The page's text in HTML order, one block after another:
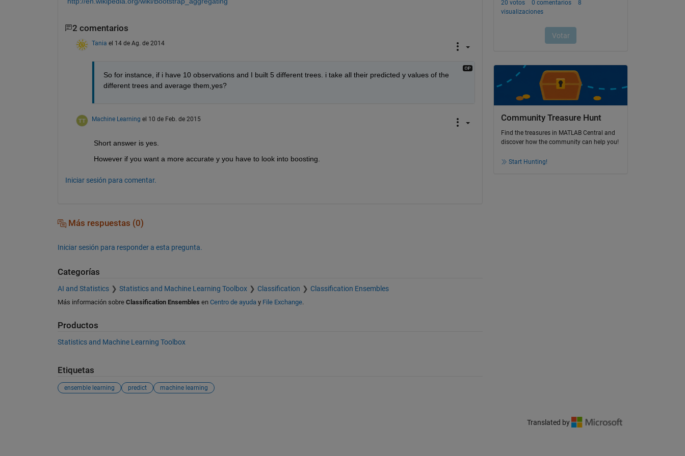
2 comentarios
Tania el 14 de Ag. de 2014
So for instance, if i have 10 observations and I built 5 different trees. i take all their predicted y values of the
different trees and average them,yes?
Machine Learning el 10 de Feb. de 2015
Short answer is yes.
However if you want a more accurate y you have to look into boosting.
Iniciar sesión para comentar.
Más respuestas (0)
Iniciar sesión para responder a esta pregunta.
Categorías
AI and Statistics Statistics and Machine Learning Toolbox Classification Classification Ensembles
Más información sobre Classification Ensembles en Centro de ayuda y File Exchange.
Productos
Statistics and Machine Learning Toolbox
Etiquetas
ensemble learning predict machine learning
Community Treasure Hunt
Find the treasures in MATLAB Central and
discover how the community can help you!
Start Hunting!
Translated by